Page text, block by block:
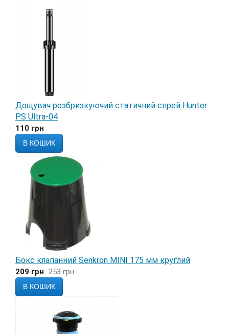
Дощувач розбризкуючий статичний спрей Hunter
PS Ultra-04
110 грн
В КОШИК
Бокс клапанний Senkron MINI 175 мм круглий
209 грн 253 грн
В КОШИК